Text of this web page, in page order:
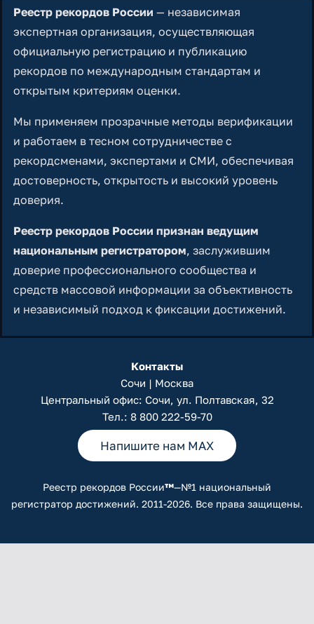
Реестр рекордов России — независимая
экспертная организация, осуществляющая
официальную регистрацию и публикацию
рекордов по международным стандартам и
открытым критериям оценки.
Мы применяем прозрачные методы верификации
и работаем в тесном сотрудничестве с
рекордсменами, экспертами и СМИ, обеспечивая
достоверность, открытость и высокий уровень
доверия.
Реестр рекордов России признан ведущим
национальным регистратором, заслужившим
доверие профессионального сообщества и
средств массовой информации за объективность
и независимый подход к фиксации достижений.
Контакты
Сочи | Москва
Центральный офис: Сочи, ул. Полтавская, 32
Тел.: 8 800 222-59-70
Напишите нам MAX
Реестр рекордов России™—№1 национальный
регистратор достижений. 2011-2026. Все права защищены.